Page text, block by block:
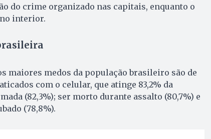
do crime organizado nas capitais, enquanto o
interior.
maiores medos da população brasileiro são de
com o celular, que atinge 83,2% da
(82,3%); ser morto durante assalto (80,7%) e
(78,8%).